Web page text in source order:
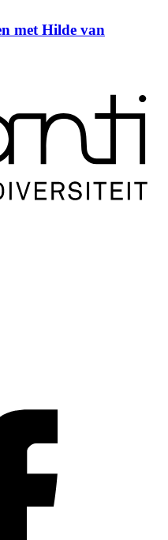
met Hilde van